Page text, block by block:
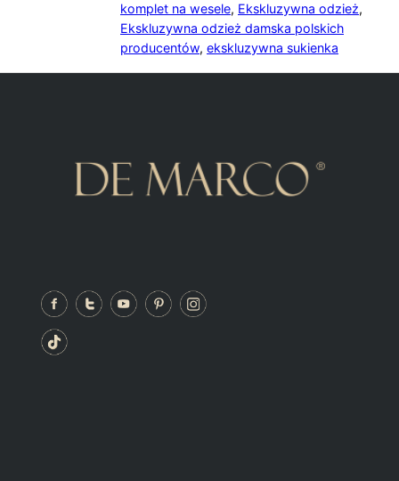
komplet na wesele, Ekskluzywna odzież,
Ekskluzywna odzież damska polskich
producentów, ekskluzywna sukienka